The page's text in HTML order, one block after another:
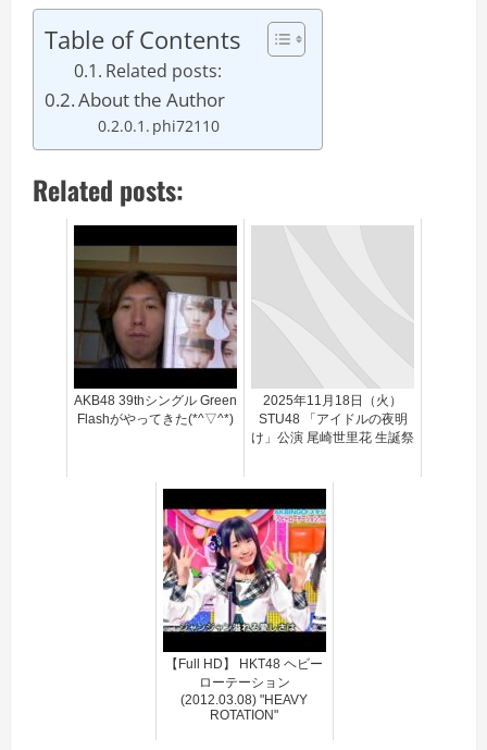
Table of Contents
Related posts:
About the Author
phi72110
Related posts:
AKB48 39thシングル Green
Flashがやってきた(*^▽^*)
2025年11月18日（火）
STU48 「アイドルの夜明
け」公演 尾崎世里花 生誕祭
【Full HD】 HKT48 ヘビー
ローテーション
(2012.03.08) "HEAVY
ROTATION"